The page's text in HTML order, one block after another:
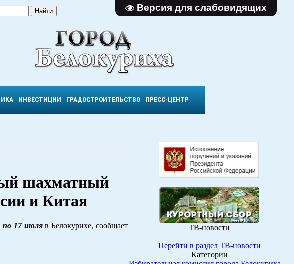
Версия для слабовидящих
ИНВЕСТИЦИИ ГРАДОСТРОИТЕЛЬСТВО ПРЕСС-ЦЕНТР
шахматный
и Китая
по 17 июляв Белокурихе, сообщает
ТВ-новости
Перейти в раздел ТВ-новости
Категории